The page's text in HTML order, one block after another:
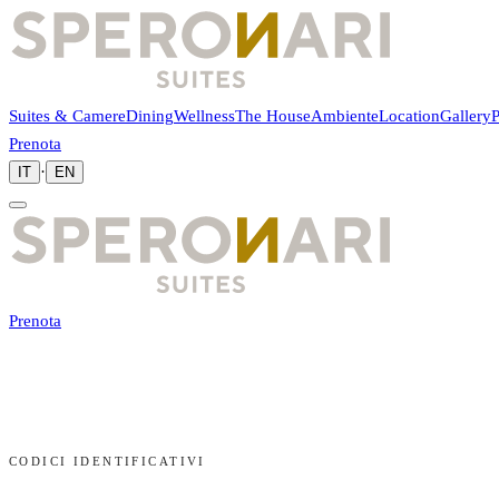
Suites & CamereDiningWellnessThe HouseAmbienteLocationGallery
Prenota
IT · EN
Prenota
CODICI IDENTIFICATIVI